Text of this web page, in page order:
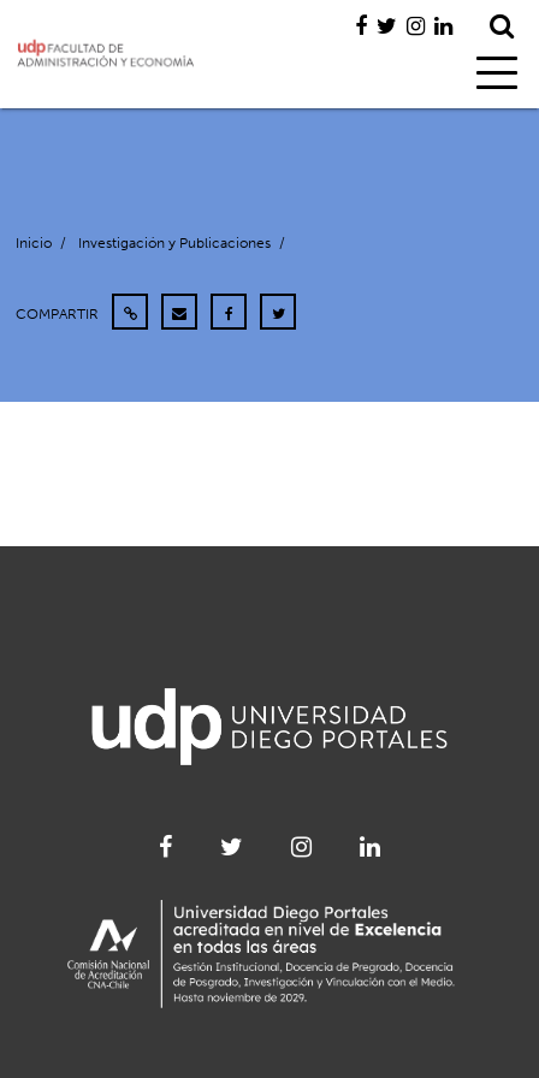
Inicio / Investigación y Publicaciones /
COMPARTIR